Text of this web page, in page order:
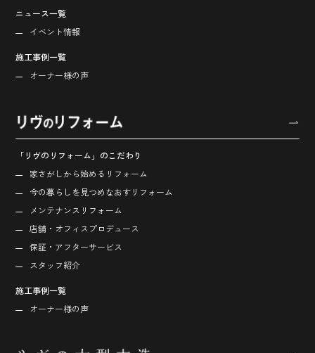
ニュース一覧
イベント情報
施工事例一覧
オーナー様の声
「リヴのリフォーム」のこだわり
家さがしから始める リフォーム
今の暮らしを見つめなおす リフォーム
メンテナンスリフォーム
店舗・オフィス プロデュース
保証・アフターサービス
スタッフ紹介
施工事例一覧
オーナー様の声